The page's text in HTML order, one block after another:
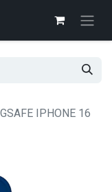
IPHONE 16